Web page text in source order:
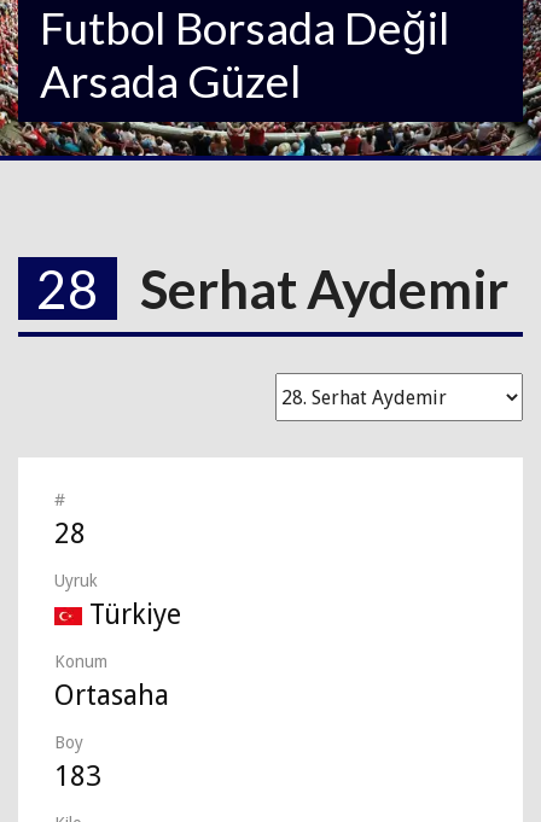
Futbol Borsada Değil
Arsada Güzel
28 Serhat Aydemir
#
28
Uyruk
Türkiye
Konum
Ortasaha
Boy
183